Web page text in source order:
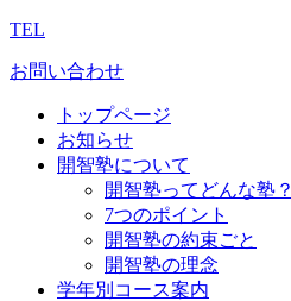
TEL
お問い合わせ
トップページ
お知らせ
開智塾について
開智塾ってどんな塾？
7つのポイント
開智塾の約束ごと
開智塾の理念
学年別コース案内